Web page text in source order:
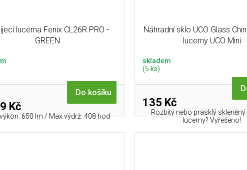
lucerna Fenix CL26R PRO -
GREEN
Kč
Do košíku
650 lm / Max výdrž: 408 hod
Náhradní sklo UCO Glass
lucerny UCO Mini
skladem
(5 ks)
135 Kč
Rozbitý nebo prasklý skleněný
lucerny? Vyřešeno!